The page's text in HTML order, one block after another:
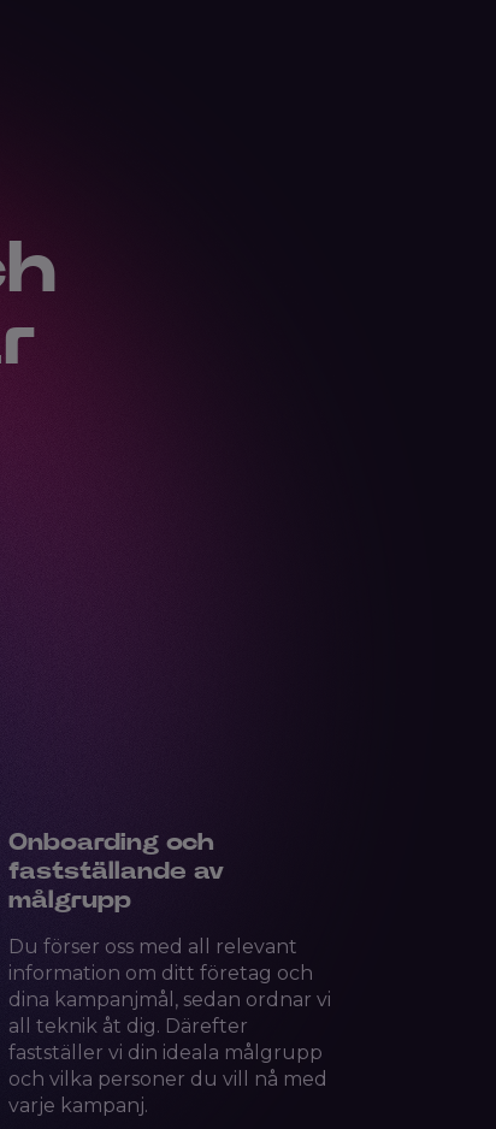
Onboarding och
fastställande av
målgrupp
Du förser oss med all relevant
information om ditt företag och
dina kampanjmål, sedan ordnar vi
all teknik åt dig. Därefter
fastställer vi din ideala målgrupp
och vilka personer du vill nå med
varje kampanj.